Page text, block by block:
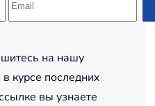
на нашу
курсе последних
вы узнаете